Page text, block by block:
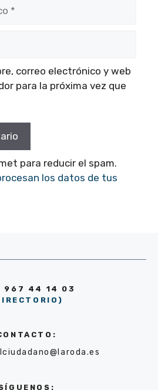
correo electrónico y web
para la próxima vez que
para reducir el spam.
los datos de tus
967 44 14 03